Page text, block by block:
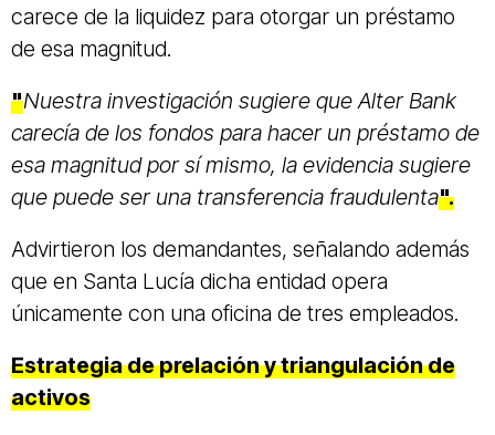
carece de la liquidez para otorgar un préstamo
de esa magnitud.
"Nuestra investigación sugiere que Alter Bank
carecía de los fondos para hacer un préstamo de
esa magnitud por sí mismo, la evidencia sugiere
que puede ser una transferencia fraudulenta".
Advirtieron los demandantes, señalando además
que en Santa Lucía dicha entidad opera
únicamente con una oficina de tres empleados.
Estrategia de prelación y triangulación de
activos